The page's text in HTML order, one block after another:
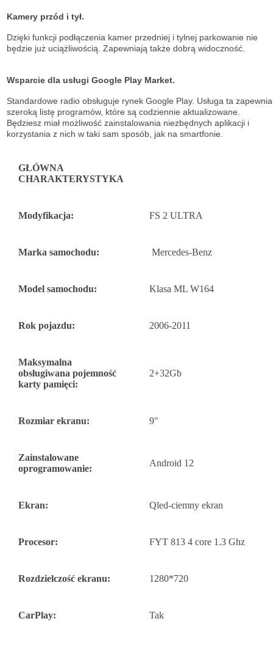
Kamery przód i tył.
Dzięki funkcji podłączenia kamer przedniej i tylnej parkowanie nie
będzie już uciążliwością. Zapewniają także dobrą widoczność.
Wsparcie dla usługi Google Play Market.
Standardowe radio obsługuje rynek Google Play. Usługa ta zapewnia
szeroką listę programów, które są codziennie aktualizowane.
Będziesz miał możliwość zainstalowania niezbędnych aplikacji i
korzystania z nich w taki sam sposób, jak na smartfonie.
GŁÓWNA
CHARAKTERYSTYKA
Modyfikacja: FS 2 ULTRA
Marka samochodu: Mercedes-Benz
Model samochodu: Klasa ML W164
Rok pojazdu: 2006-2011
Maksymalna
obsługiwana pojemność
karty pamięci:
2+32Gb
Rozmiar ekranu: 9"
Zainstalowane
oprogramowanie:
Android 12
Ekran: Qled-ciemny ekran
Procesor: FYT 813 4 core 1.3 Ghz
Rozdzielczość ekranu: 1280*720
CarPlay: Tak